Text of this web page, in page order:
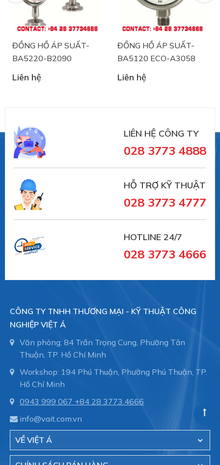
+ Đồng hồ đo nhiệt độ
+ Thiết bị đo công nghiệp
Công nghiệp chế biến:
Công nghiệp hóa chất / hóa dầu
Công nghiệp dược phẩm / Công nghệ sinh học
Máy móc và Kỹ thuật Nhà máy:
Máy móc / Ô tô
Đóng tàu và thiết bị hàng hải
Sản xuất công nghiệp
- Đo áp suất điện tử (
Electronic pressure
measurement)
Type series PASCAL Ci4 series - multifunctional
TYPE SERIES CI4110
TYPE SERIES CI4300
TYPE SERIES CI4330
TYPE SERIES CI4350
TYPE SERIES CV4100
TYPE SERIES CV4110
TYPE SERIES CV4300
Type series PASCAL CS series - hygienic
TYPE SERIES CS2100
ĐỒNG HỒ ÁP SUẤT-
BA5220-B2090
Liên hệ
ĐỒNG HỒ ÁP SUẤT-
BA5120 ECO-A3058
Liên hệ
LIÊN HỆ CÔNG TY
028 3773 4888
HỖ TRỢ KỸ THUẬT
028 3773 4777
HOTLINE 24/7
028 3773 4666
CÔNG TY TNHH THƯƠNG MẠI - KỸ THUẬT CÔNG
NGHIỆP VIỆT Á
Văn phòng: 84 Trần Trọng Cung, Phường Tân
Thuận, TP. Hồ Chí Minh
Workshop: 194 Phú Thuận, Phường Phú Thuận, TP.
Hồ Chí Minh
0943 999 067 +84 28 3773.4666
info@vait.com.vn
VỀ VIỆT Á